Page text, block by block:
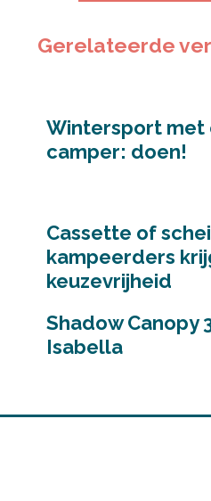
Gerelateerde
Wintersport met
camper: doen!
Cassette of
kampeerders
keuzevrijheid
Shadow Canopy
Isabella